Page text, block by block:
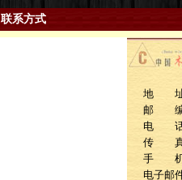
联系方式
地 址
邮 编
电 话
传 真
手 机
电子邮